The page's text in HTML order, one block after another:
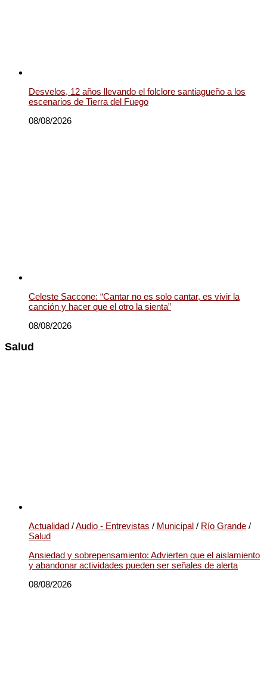
Desvelos, 12 años llevando el folclore santiagueño a los
escenarios de Tierra del Fuego
08/08/2026
Celeste Saccone: “Cantar no es solo cantar, es vivir la
canción y hacer que el otro la sienta”
08/08/2026
Salud
Actualidad /Audio - Entrevistas / Municipal / Río Grande /
Salud
Ansiedad y sobrepensamiento: Advierten que el aislamiento
y abandonar actividades pueden ser señales de alerta
08/08/2026